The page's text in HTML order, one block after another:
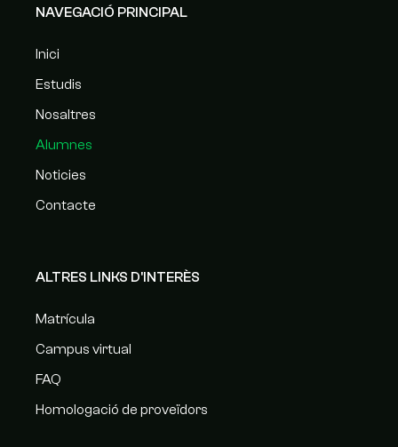
NAVEGACIÓ PRINCIPAL
Inici
Estudis
Nosaltres
Alumnes
Noticies
Contacte
ALTRES LINKS D'INTERÈS
Matrícula
Campus virtual
FAQ
Homologació de proveïdors